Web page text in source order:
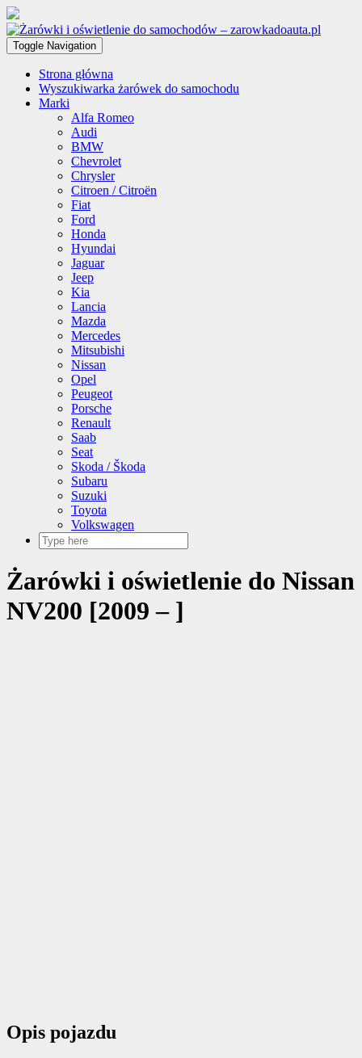
Toggle Navigation
Strona główna
Wyszukiwarka żarówek do samochodu
Marki
Alfa Romeo
Audi
BMW
Chevrolet
Chrysler
Citroen / Citroën
Fiat
Ford
Honda
Hyundai
Jaguar
Jeep
Kia
Lancia
Mazda
Mercedes
Mitsubishi
Nissan
Opel
Peugeot
Porsche
Renault
Saab
Seat
Skoda / Škoda
Subaru
Suzuki
Toyota
Volkswagen
Żarówki i oświetlenie do Nissan
NV200 [2009 – ]
Opis pojazdu